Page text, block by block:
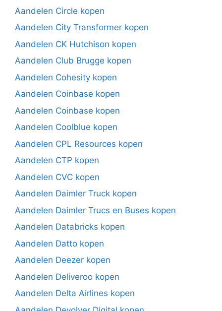
Aandelen Circle kopen
Aandelen City Transformer kopen
Aandelen CK Hutchison kopen
Aandelen Club Brugge kopen
Aandelen Cohesity kopen
Aandelen Coinbase kopen
Aandelen Coinbase kopen
Aandelen Coolblue kopen
Aandelen CPL Resources kopen
Aandelen CTP kopen
Aandelen CVC kopen
Aandelen Daimler Truck kopen
Aandelen Daimler Trucs en Buses kopen
Aandelen Databricks kopen
Aandelen Datto kopen
Aandelen Deezer kopen
Aandelen Deliveroo kopen
Aandelen Delta Airlines kopen